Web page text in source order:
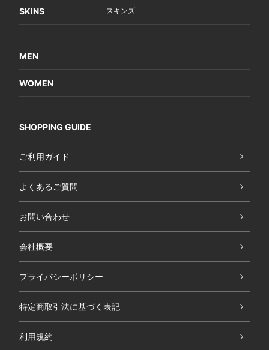
SKINS スキンズ
MEN
WOMEN
SHOPPING GUIDE
ご利用ガイド
よくあるご質問
お問い合わせ
会社概要
プライバシーポリシー
特定商取引法に基づく表記
利用規約